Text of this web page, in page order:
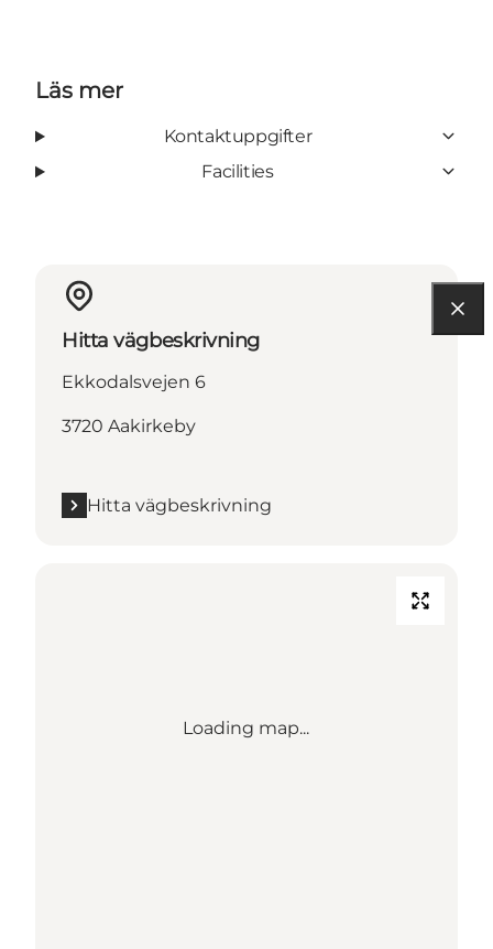
Läs mer
Kontaktuppgifter
Facilities
Hitta vägbeskrivning
Ekkodalsvejen 6
3720 Aakirkeby
Hitta vägbeskrivning
Loading map...